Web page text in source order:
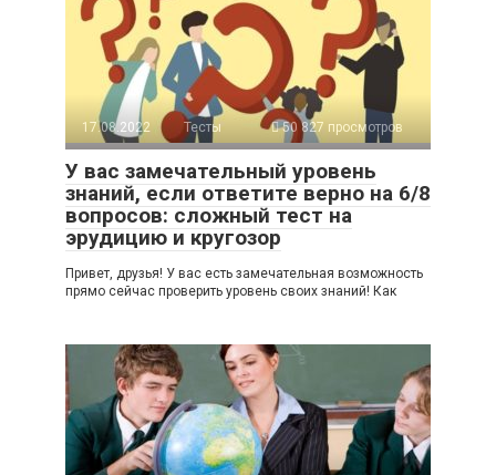
17.08.2022 Тесты 50 827 просмотров
У вас замечательный уровень
знаний, если ответите верно на 6/8
вопросов: сложный тест на
эрудицию и кругозор
Привет, друзья! У вас есть замечательная возможность
прямо сейчас проверить уровень своих знаний! Как